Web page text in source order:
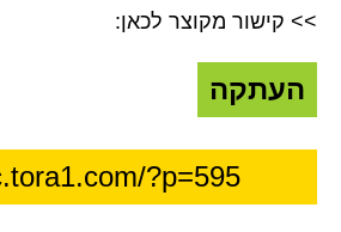
>> קישור מקוצר לכאן:
העתקה